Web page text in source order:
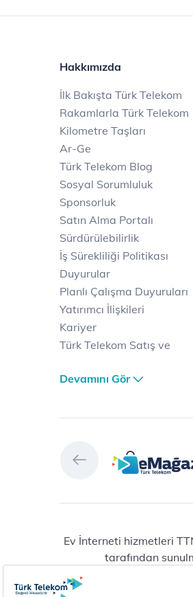
Hakkımızda
İlk Bakışta Türk Telekom
Rakamlarla Türk Telekom
Kilometre Taşları
Ar-Ge
Türk Telekom Blog
Sosyal Sorumluluk
Sponsorluk
Satın Alma Portalı
Sürdürülebilirlik
İş Sürekliliği Politikası
Duyurular
Planlı Çalışma Duyuruları
Yatırımcı İlişkileri
Kariyer
Türk Telekom Satış ve
Türk Telekom Finansal
Türk Telekom Afet
Prime
Tivibu
Playstore
HİT (Türk Telekom Çocuk)
Erişilebilir Yaşam
Türk Telekom Wi-Fi
Devamını Gör
Ev İnterneti hizmetleri
tarafından
Yeni abonelik ve